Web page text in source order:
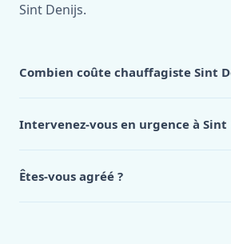
Sint Denijs.
Combien coûte chauffagiste Sint
Denijs, appelez le 0472 53 24 26.
Intervenez-vous en urgence à Sint
Êtes-vous agréé ?